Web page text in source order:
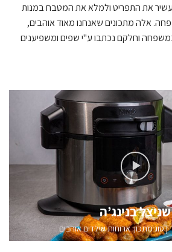
את התפריט ולמלא את המטבח במנות
אלה מתכונים שאנחנו מאוד אוהבים,
וחלקם נכתבו ע"י שפים ומשפיענים
שניצל בנינג’ה
|סוג מתכון: ארוחות שילדים אוהבים